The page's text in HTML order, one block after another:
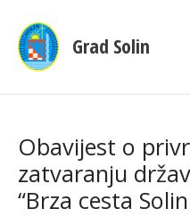
Grad Solin
Obavijest o
zatvaranju
“Brza cesta